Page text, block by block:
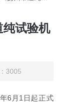
纯试验机
3005
6月1日起正式